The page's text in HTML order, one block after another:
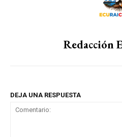
Redacción
DEJA UNA RESPUESTA